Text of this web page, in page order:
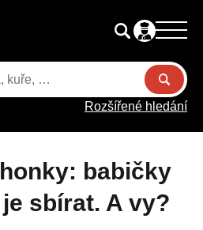
Rozšířené hledání
sbírat. A vy?